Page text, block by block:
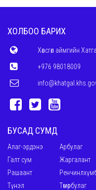
ХОЛБОО БАРИХ
Хөвсгөл аймгийн
+976 98018009
БУСАД СУМД
Алаг-эрдэнэ Арбулаг
Галт сум
Жаргалант
Рашаант
Түнэл
Төмөрбулаг